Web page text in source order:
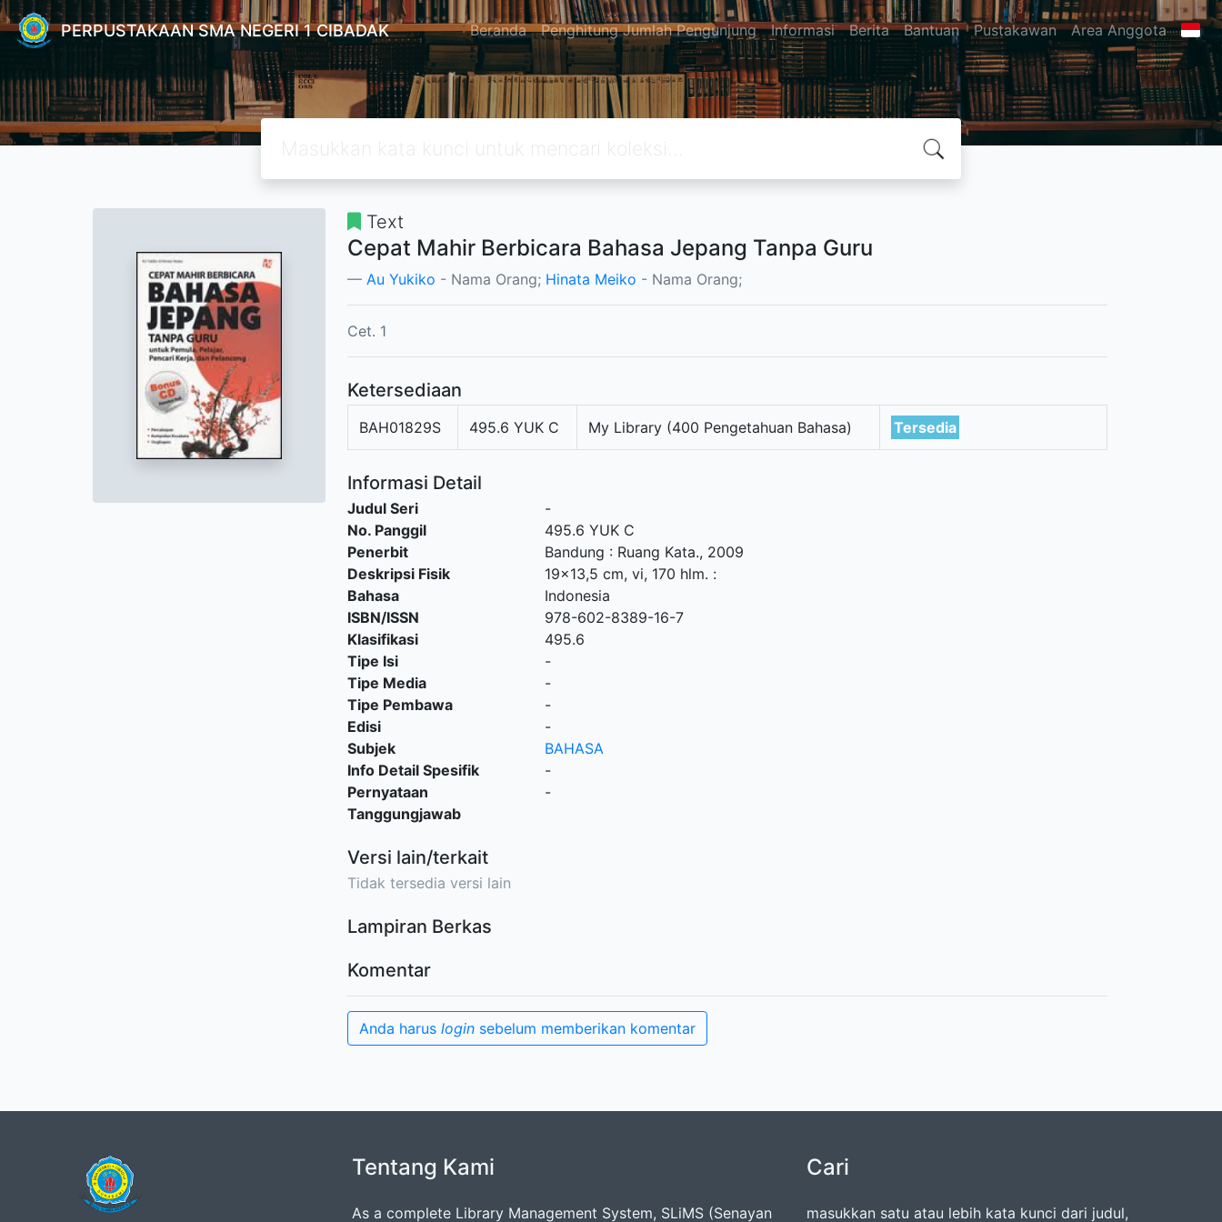
PERPUSTAKAAN SMA NEGERI 1 CIBADAK Beranda Penghitung Jumlah Pengunjung Informasi Berita Bantuan Pustakawan Area Anggota
Text
Cepat Mahir Berbicara Bahasa Jepang Tanpa Guru
Au Yukiko - Nama Orang; Hinata Meiko - Nama Orang;
Cet. 1
Ketersediaan
BAH01829S 495.6 YUK C My Library (400 Pengetahuan Bahasa) Tersedia
Informasi Detail
Judul Seri
-
No. Panggil
495.6 YUK C
Penerbit
Bandung : Ruang Kata., 2009
Deskripsi Fisik
19x13,5 cm, vi, 170 hlm. :
Bahasa
Indonesia
ISBN/ISSN
978-602-8389-16-7
Klasifikasi
495.6
Tipe Isi
-
Tipe Media
-
Tipe Pembawa
-
Edisi
-
Subjek
BAHASA
Info Detail Spesifik
-
Pernyataan
Tanggungjawab
-
Versi lain/terkait
Tidak tersedia versi lain
Lampiran Berkas
Komentar
Anda harus login sebelum memberikan komentar
Tentang Kami
As a complete Library Management System, SLiMS (Senayan
Cari
masukkan satu atau lebih kata kunci dari judul,